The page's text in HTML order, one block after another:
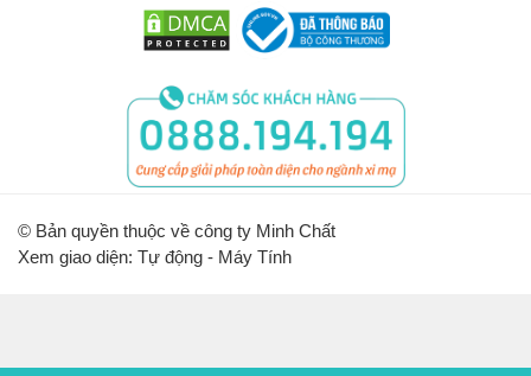
© Bản quyền thuộc về công ty Minh Chất
Xem giao diện: Tự động - Máy Tính